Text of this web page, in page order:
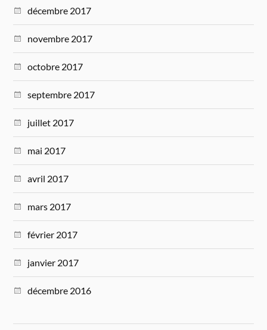
décembre 2017
novembre 2017
octobre 2017
septembre 2017
juillet 2017
mai 2017
avril 2017
mars 2017
février 2017
janvier 2017
décembre 2016